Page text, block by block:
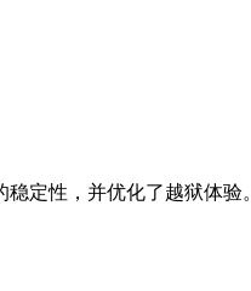
定性，并优化了越狱体验。